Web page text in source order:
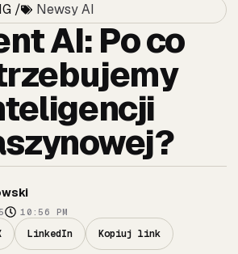
/ Newsy AI
AI: Po co
10:56 PM
LinkedIn Kopiuj link